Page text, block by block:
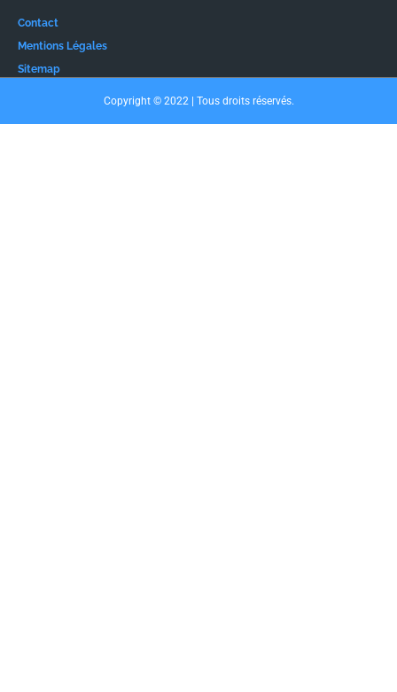
Contact
Mentions Légales
Sitemap
Copyright © 2022 | Tous droits réservés.